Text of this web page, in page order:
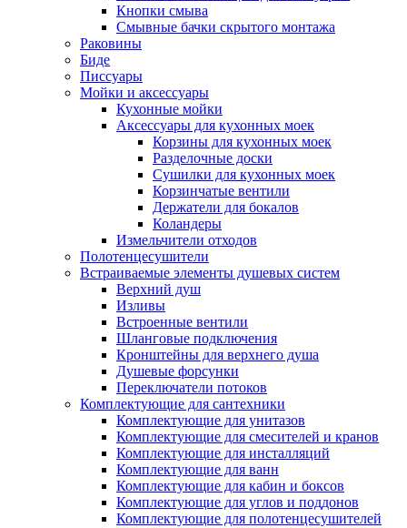
Кнопки смыва
Смывные бачки скрытого монтажа
Раковины
Биде
Писсуары
Мойки и аксессуары
Кухонные мойки
Аксессуары для кухонных моек
Корзины для кухонных моек
Разделочные доски
Сушилки для кухонных моек
Корзинчатые вентили
Держатели для бокалов
Коландеры
Измельчители отходов
Полотенцесушители
Встраиваемые элементы душевых систем
Верхний душ
Изливы
Встроенные вентили
Шланговые подключения
Кронштейны для верхнего душа
Душевые форсунки
Переключатели потоков
Комплектующие для сантехники
Комплектующие для унитазов
Комплектующие для смесителей и кранов
Комплектующие для инсталляций
Комплектующие для ванн
Комплектующие для кабин и боксов
Комплектующие для углов и поддонов
Комплектующие для полотенцесушителей